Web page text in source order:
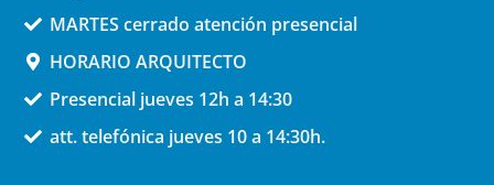
MARTES cerrado atención presencial
HORARIO ARQUITECTO
Presencial jueves 12h a 14:30
att. telefónica jueves 10 a 14:30h.